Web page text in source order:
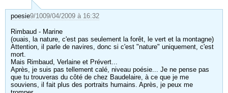
poesie9/1009/04/2009 à 16:32
Rimbaud - Marine
(ouais, la nature, c'est pas seulement la forêt, le vert et la montagne)
Attention, il parle de navires, donc si c'est "nature" uniquement, c'est
mort.
Mais Rimbaud, Verlaine et Prévert...
Après, je suis pas tellement calé, niveau poésie... Je ne pense pas
que tu trouveras du côté de chez Baudelaire, à ce que je me
souviens, il fait plus des portraits humains. Après, je peux me